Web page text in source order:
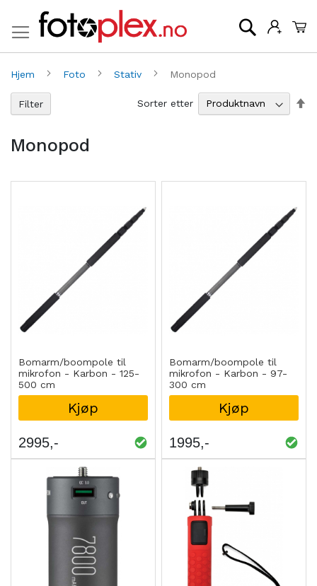
Søk
Hjem Foto Stativ Monopod
Monopod
Sorter etter
Bomarm/boompole til
mikrofon - Karbon - 125-
500 cm
Kjøp
2995
Bomarm/boompole til
mikrofon - Karbon - 97-
300 cm
Kjøp
1995
Filter